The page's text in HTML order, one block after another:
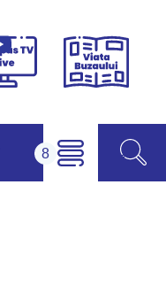
Campus
Viața